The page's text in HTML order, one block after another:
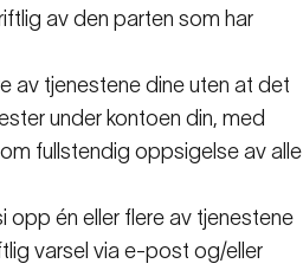
av den parten som har
av tjenestene dine uten at det
under kontoen din, med
fullstendig oppsigelse av alle
opp én eller flere av tjenestene
varsel via e-post og/eller